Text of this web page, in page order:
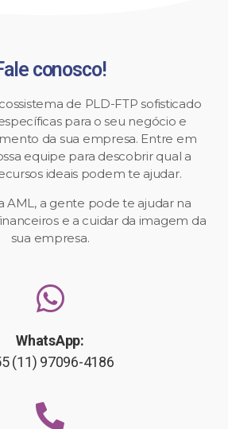
conosco!
de PLD-FTP sofisticado
para o seu negócio e
da sua empresa. Entre em
equipe para descobrir qual a
ideais podem te ajudar.
AML, a gente pode te ajudar na
e a cuidar da imagem da
sua empresa.
WhatsApp:
(11) 97096-4186